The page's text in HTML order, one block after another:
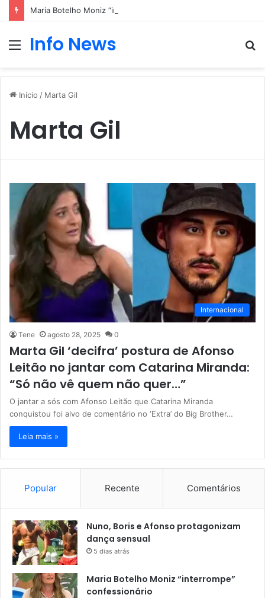
Maria Botelho Moniz “interrompe” confessionário
Menu
Info News
Início / Marta Gil
Marta Gil
Internacional
Tene agosto 28, 2025 0
Marta Gil ‘decifra’ postura de Afonso
Leitão no jantar com Catarina Miranda:
“Só não vê quem não quer…”
O jantar a sós com Afonso Leitão que Catarina Miranda
conquistou foi alvo de comentário no ‘Extra’ do Big Brother…
Leia mais »
Popular Recente Comentários
Nuno, Boris e Afonso protagonizam
dança sensual
5 dias atrás
Maria Botelho Moniz “interrompe”
confessionário